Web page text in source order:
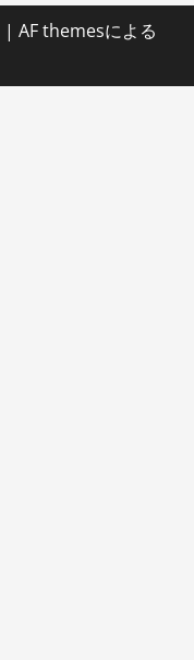
| AF themesによる